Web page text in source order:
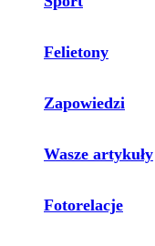
Felietony
Zapowiedzi
Wasze artykuły
Fotorelacje